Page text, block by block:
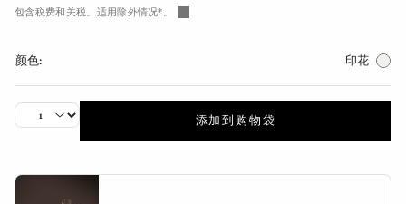
包含税费和关税。适用除外情况*。
颜色: 印花
添加到购物袋